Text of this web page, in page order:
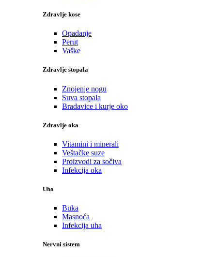
Zdravlje kose
Opadanje
Perut
Vaške
Zdravlje stopala
Znojenje nogu
Suva stopala
Bradavice i kurje oko
Zdravlje oka
Vitamini i minerali
Veštačke suze
Proizvodi za sočiva
Infekcija oka
Uho
Buka
Masnoća
Infekcija uha
Nervni sistem